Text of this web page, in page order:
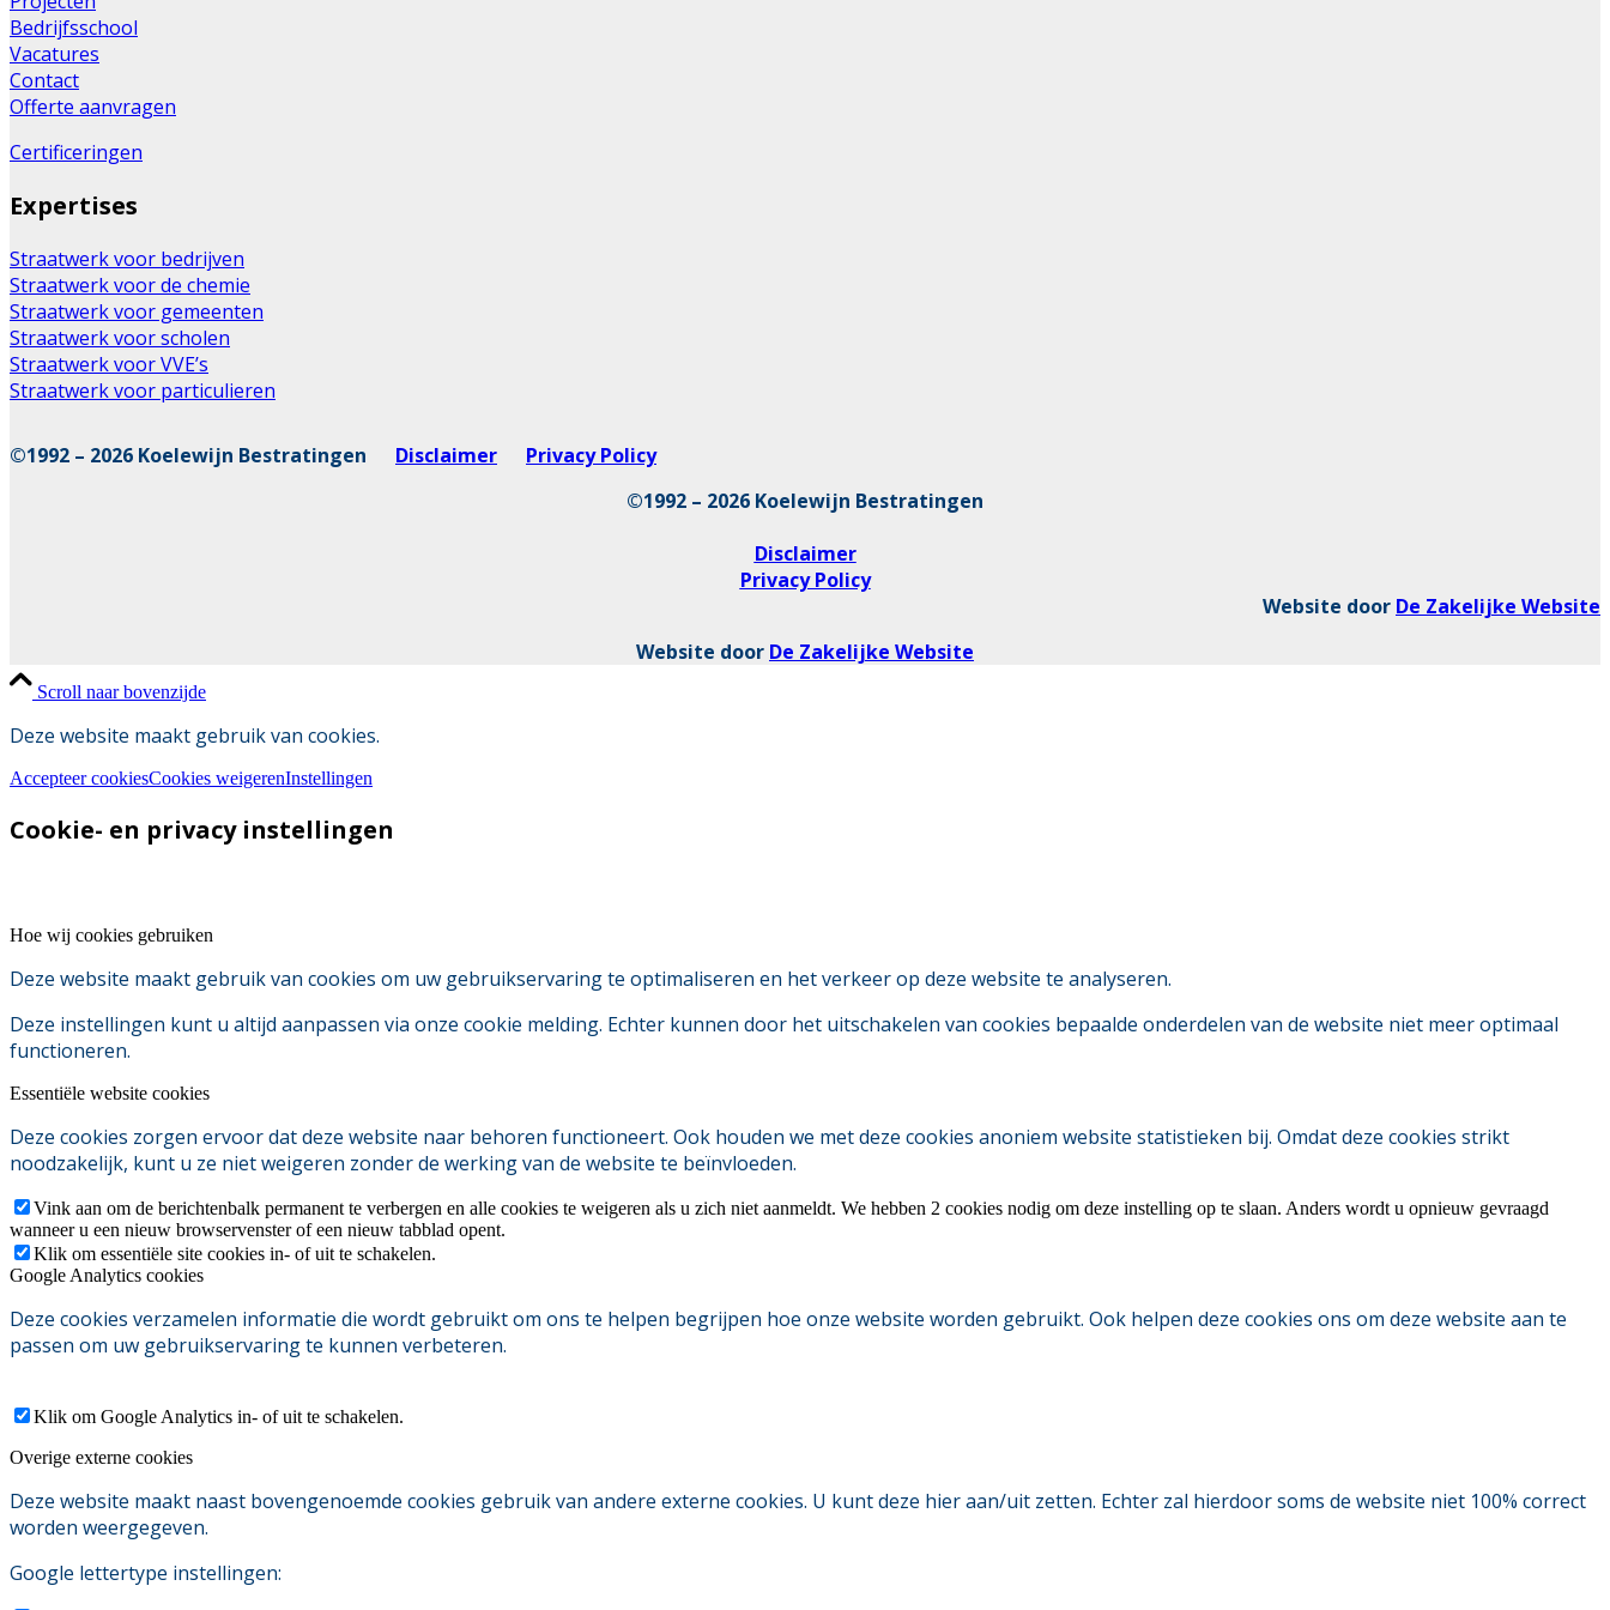
Bedrijfsschool
Vacatures
Contact
Offerte aanvragen
Certificeringen
Expertises
Straatwerk voor bedrijven
Straatwerk voor de chemie
Straatwerk voor gemeenten
Straatwerk voor scholen
Straatwerk voor VVE’s
Straatwerk voor particulieren
©1992 – 2026 Koelewijn Bestratingen Disclaimer
Privacy Policy
©1992 – 2026 Koelewijn Bestratingen
Disclaimer
Privacy Policy
Website door De Zakelijke Website
Website door De Zakelijke Website
Scroll naar bovenzijde
Deze website maakt gebruik van cookies.
Accepteer cookiesCookies weigerenInstellingen
Cookie- en privacy instellingen
Hoe wij cookies gebruiken
Deze website maakt gebruik van cookies om uw gebruikservaring te optimaliseren en het verkeer op deze website te analyseren.
Deze instellingen kunt u altijd aanpassen via onze cookie melding. Echter kunnen door het uitschakelen van cookies bepaalde onderdelen van de website niet meer optimaal
functioneren.
Essentiële website cookies
Deze cookies zorgen ervoor dat deze website naar behoren functioneert. Ook houden we met deze cookies anoniem website statistieken bij. Omdat deze cookies strikt
noodzakelijk, kunt u ze niet weigeren zonder de werking van de website te beïnvloeden.
Vink aan om de berichtenbalk permanent te verbergen en alle cookies te weigeren als u zich niet aanmeldt. We hebben 2 cookies nodig om deze instelling op te slaan. Anders wordt u opnieuw gevraagd
wanneer u een nieuw browservenster of een nieuw tabblad opent.
Klik om essentiële site cookies in- of uit te schakelen.
Google Analytics cookies
Deze cookies verzamelen informatie die wordt gebruikt om ons te helpen begrijpen hoe onze website worden gebruikt. Ook helpen deze cookies ons om deze website aan te
passen om uw gebruikservaring te kunnen verbeteren.
Klik om Google Analytics in- of uit te schakelen.
Overige externe cookies
Deze website maakt naast bovengenoemde cookies gebruik van andere externe cookies. U kunt deze hier aan/uit zetten. Echter zal hierdoor soms de website niet 100% correct
worden weergegeven.
Google lettertype instellingen: